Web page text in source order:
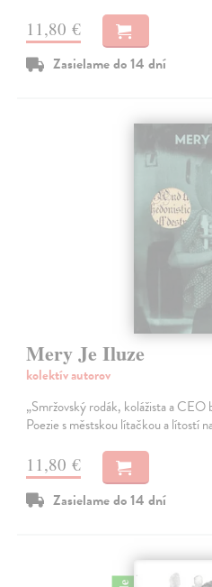
11,80 €
Zasielame do 14 dní
Mery Je Iluze
kolektív autorov
„Smržovský rodák, kolážista a
Poezie s městskou lítačkou a lítostí
11,80 €
Zasielame do 14 dní